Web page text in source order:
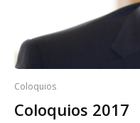
Coloquios
Coloquios 2017